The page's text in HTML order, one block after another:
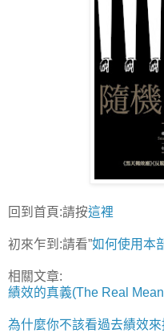
回到首頁:請按這裡
初來乍到:請看”如何使用本
相關文章:
績效的真義(The Real
為什麼你不該看過去績效